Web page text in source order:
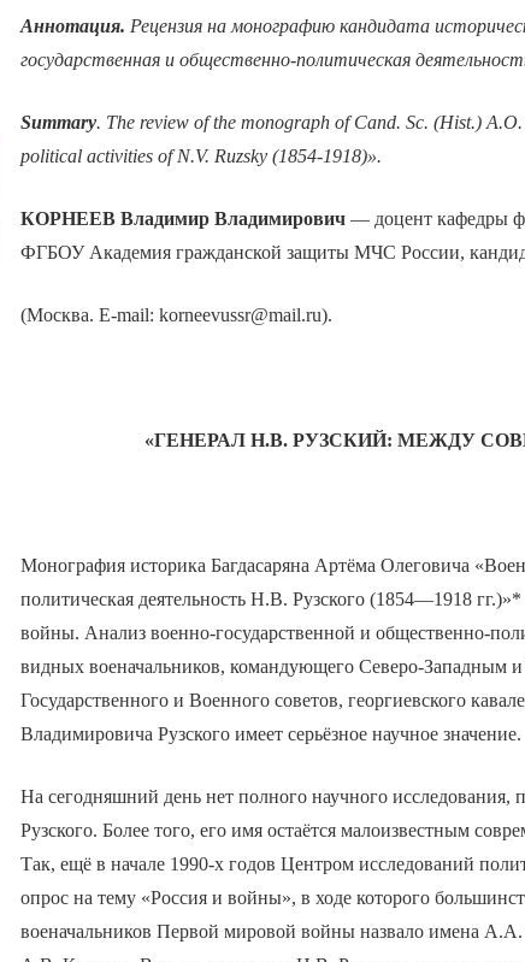
Аннотация. Рецензия на монографию кандидата
государственная и общественно-политическая
Summary. The review of the monograph of Cand. Sc. (Hist.)
political activities of N.V. Ruzsky (1854-1918)».
КОРНЕЕВ Владимир Владимирович — доцент кафедры
ФГБОУ Академия гражданской защиты МЧС России,
(Москва. E-mail: korneevussr@mail.ru).
«ГЕНЕРАЛ Н.В. РУЗСКИЙ: МЕЖДУ
Монография историка Багдасаряна Артёма Олеговича
политическая деятельность Н.В. Рузского (1854—1918
войны. Анализ военно-государственной и общественно-
видных военачальников, командующего Северо-Западным
Государственного и Военного советов, георгиевского
Владимировича Рузского имеет серьёзное научное значение.
На сегодняшний день нет полного научного исследования,
Рузского. Более того, его имя остаётся малоизвестным
Так, ещё в начале 1990-х годов Центром исследований
опрос на тему «Россия и войны», в ходе которого
военачальников Первой мировой войны назвало имена